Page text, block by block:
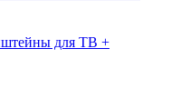
для ТВ +